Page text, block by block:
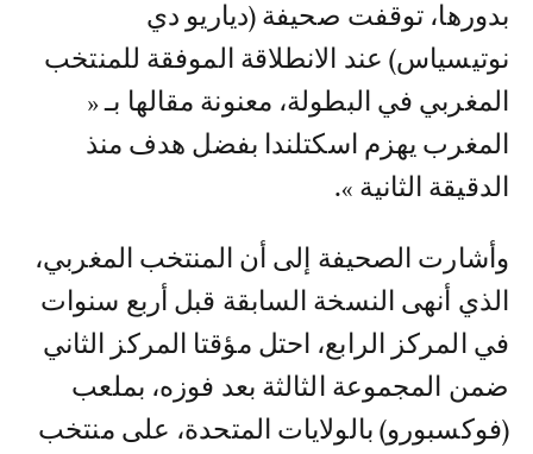
بدورها، توقفت صحيفة (دياريو دي
نوتيسياس) عند الانطلاقة الموفقة للمنتخب
المغربي في البطولة، معنونة مقالها بـ «
المغرب يهزم اسكتلندا بفضل هدف منذ
الدقيقة الثانية ».
وأشارت الصحيفة إلى أن المنتخب المغربي،
الذي أنهى النسخة السابقة قبل أربع سنوات
في المركز الرابع، احتل مؤقتا المركز الثاني
ضمن المجموعة الثالثة بعد فوزه، بملعب
(فوكسبورو) بالولايات المتحدة، على منتخب